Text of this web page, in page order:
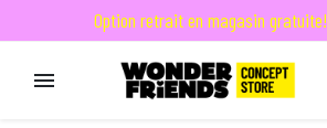
Option retrait en magasin gratuite!
